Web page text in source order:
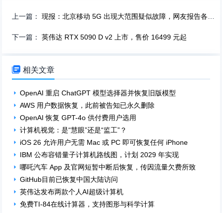
上一篇：现报：北京移动 5G 出现大范围疑似故障，网友报告各类加密 DNS 被阻断
下一篇：英伟达 RTX 5090 D v2 上市，售价 16499 元起
 相关文章
OpenAI 重启 ChatGPT 模型选择器并恢复旧版模型
AWS 用户数据恢复，此前被告知已永久删除
OpenAI 恢复 GPT-4o 供付费用户选用
计算机视觉：是“慧眼”还是“监工”？
iOS 26 允许用户无需 Mac 或 PC 即可恢复任何 iPhone
IBM 公布容错量子计算机路线图，计划 2029 年实现
哪吒汽车 App 及官网短暂中断后恢复，传因流量欠费所致
GitHub目前已恢复中国大陆访问
英伟达发布两款个人AI超级计算机
免费TI-84在线计算器，支持图形与科学计算